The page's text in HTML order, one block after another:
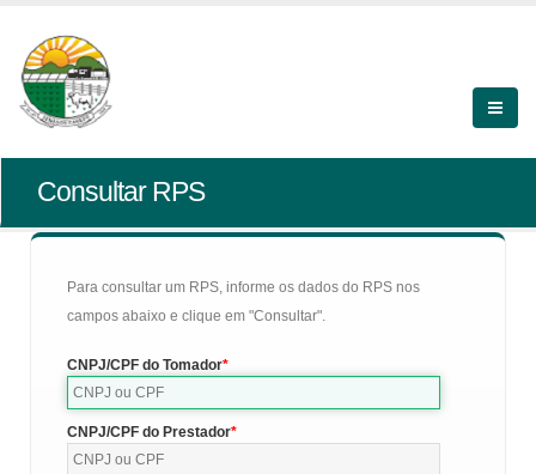
Consultar RPS
Para consultar um RPS, informe os dados do RPS nos
campos abaixo e clique em "Consultar".
CNPJ/CPF do Tomador
CNPJ/CPF do Prestador